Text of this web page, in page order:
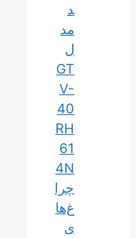
د
مد
ل
GT
V-
40
RH
61
4N
چرا
غ‌ها
ی